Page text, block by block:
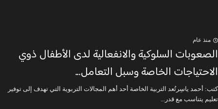
منذ عام
الصعوبات السلوكية والانفعالية لدى الأطفال ذوي
الاحتياجات الخاصة وسبل التعامل...
كتب: أحمد ياسِرتُعد التربية الخاصة أحد أهم المجالات التربوية التي تهدف إلى توفير
تعليم يتناسب مع قدر...